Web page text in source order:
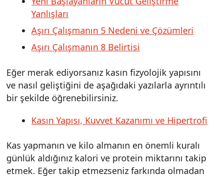
Yanlışları
Aşırı Çalışmanın 5 Nedeni ve Çözümleri
Aşırı Çalışmanın 8 Belirtisi
Eğer merak ediyorsanız kasın fizyolojik yapısını
ve nasıl geliştiğini de aşağıdaki yazılarla ayrıntılı
bir şekilde öğrenebilirsiniz.
Kasın Yapısı, Kuvvet Kazanımı ve Hipertrofi
Kas yapmanın ve kilo almanın en önemli kuralı
günlük aldığınız kalori ve protein miktarını takip
etmek. Eğer takip etmezseniz farkında olmadan